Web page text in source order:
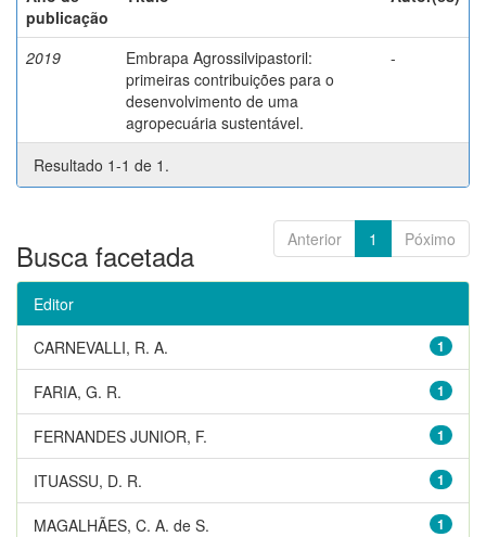
publicação
2019
Embrapa Agrossilvipastoril:
primeiras contribuições para o
desenvolvimento de uma
agropecuária sustentável.
-
Resultado 1-1 de 1.
Anterior 1 Póximo
Busca facetada
Editor
1
CARNEVALLI, R. A.
1
FARIA, G. R.
1
FERNANDES JUNIOR, F.
1
ITUASSU, D. R.
1
MAGALHÃES, C. A. de S.